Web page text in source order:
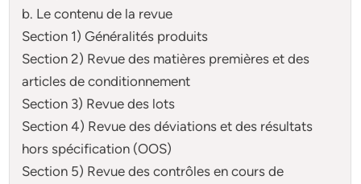
b. Le contenu de la revue
Section 1) Généralités produits
Section 2) Revue des matières premières et des
articles de conditionnement
Section 3) Revue des lots
Section 4) Revue des déviations et des résultats
hors spécification (OOS)
Section 5) Revue des contrôles en cours de